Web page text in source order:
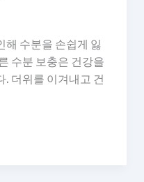
해 수분을 손쉽게 잃
수분 보충은 건강을
. 더위를 이겨내고 건